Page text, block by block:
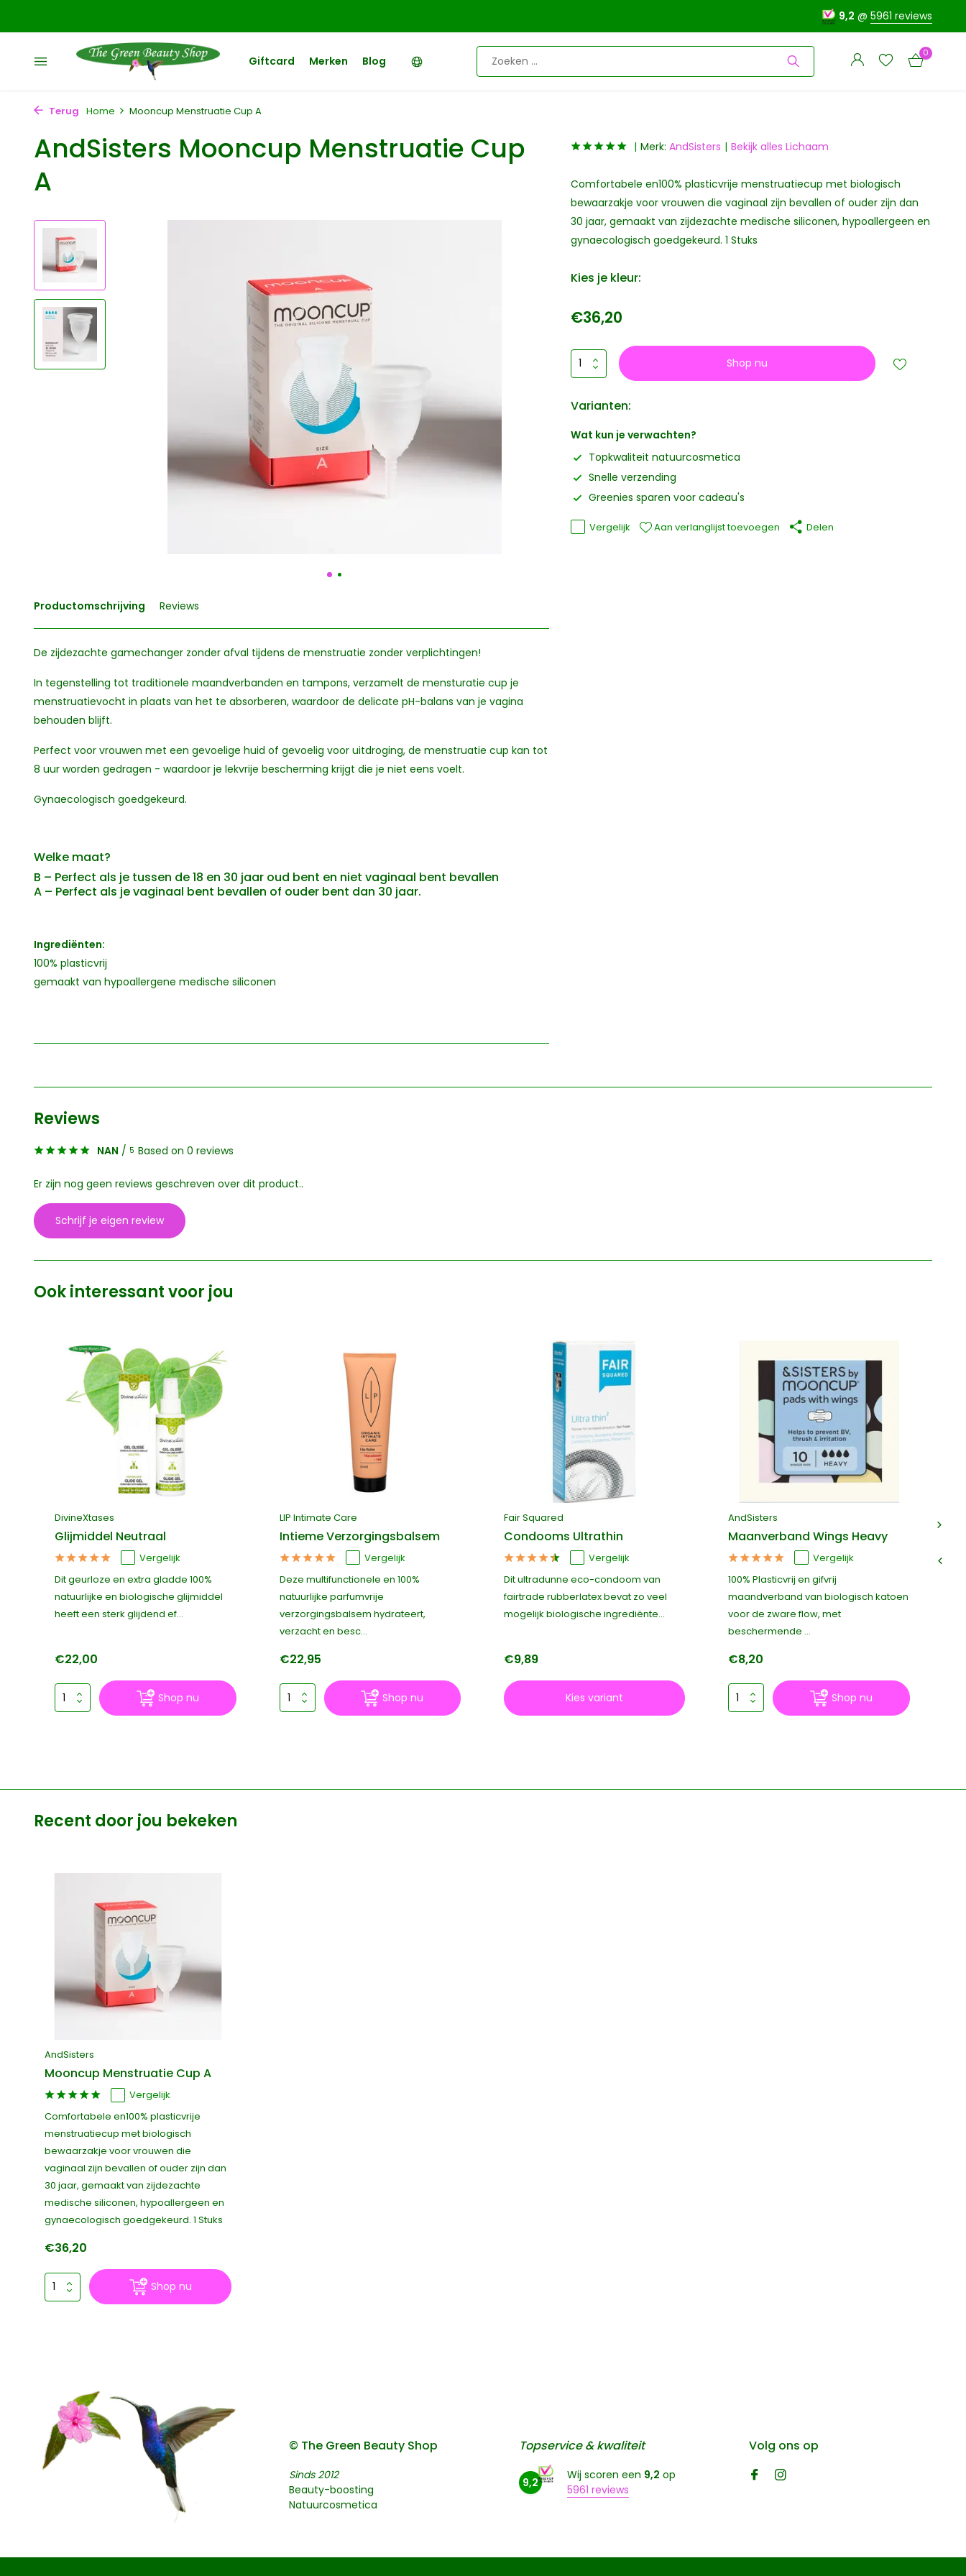
9,2 @ 5961 reviews
Giftcard Merken Blog
Account
aanmaken
Account
aanmaken
0
Terug Home Mooncup Menstruatie Cup A
AndSisters Mooncup Menstruatie Cup
A
Productomschrijving Reviews
De zijdezachte gamechanger zonder afval tijdens de menstruatie zonder verplichtingen!
In tegenstelling tot traditionele maandverbanden en tampons, verzamelt de mensturatie cup je
menstruatievocht in plaats van het te absorberen, waardoor de delicate pH-balans van je vagina
behouden blijft.
Perfect voor vrouwen met een gevoelige huid of gevoelig voor uitdroging, de menstruatie cup kan tot
8 uur worden gedragen - waardoor je lekvrije bescherming krijgt die je niet eens voelt.
Gynaecologisch goedgekeurd.
Welke maat?
B – Perfect als je tussen de 18 en 30 jaar oud bent en niet vaginaal bent bevallen
A – Perfect als je vaginaal bent bevallen of ouder bent dan 30 jaar.
Ingrediënten:
100% plasticvrij
gemaakt van hypoallergene medische siliconen
Merk: AndSisters Bekijk alles Lichaam
Comfortabele en100% plasticvrije menstruatiecup met biologisch
bewaarzakje voor vrouwen die vaginaal zijn bevallen of ouder zijn dan
30 jaar, gemaakt van zijdezachte medische siliconen, hypoallergeen en
gynaecologisch goedgekeurd. 1 Stuks
Kies je kleur:
€36,20
Shop nu
Varianten:
Wat kun je verwachten?
Topkwaliteit natuurcosmetica
Snelle verzending
Greenies sparen voor cadeau's
Vergelijk Aan verlanglijst toevoegen Delen
Reviews
NAN / 5 Based on 0 reviews
Er zijn nog geen reviews geschreven over dit product..
Schrijf je eigen review
Ook interessant voor jou
DivineXtases
Glijmiddel Neutraal
Vergelijk
Dit geurloze en extra gladde 100%
natuurlijke en biologische glijmiddel
heeft een sterk glijdend ef...
€22,00
Shop nu
LIP Intimate Care
Intieme Verzorgingsbalsem
Vergelijk
Deze multifunctionele en 100%
natuurlijke parfumvrije
verzorgingsbalsem hydrateert,
verzacht en besc...
€22,95
Shop nu
Fair Squared
Condooms Ultrathin
Vergelijk
Dit ultradunne eco-condoom van
fairtrade rubberlatex bevat zo veel
mogelijk biologische ingrediënte...
€9,89
Kies variant
AndSisters
Maanverband Wings Heavy
Vergelijk
100% Plasticvrij en gifvrij
maandverband van biologisch katoen
voor de zware flow, met
beschermende ...
€8,20
Shop nu
Recent door jou bekeken
AndSisters
Mooncup Menstruatie Cup A
Vergelijk
Comfortabele en100% plasticvrije
menstruatiecup met biologisch
bewaarzakje voor vrouwen die
vaginaal zijn bevallen of ouder zijn dan
30 jaar, gemaakt van zijdezachte
medische siliconen, hypoallergeen en
gynaecologisch goedgekeurd. 1 Stuks
€36,20
Shop nu
© The Green Beauty Shop
Sinds 2012
Beauty-boosting
Natuurcosmetica
Topservice & kwaliteit
9,2
Wij scoren een 9,2 op
5961 reviews
Volg ons op